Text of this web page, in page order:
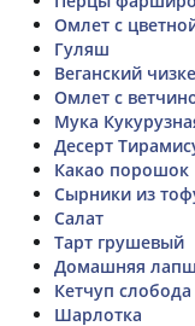
Омлет с
Гуляш
Веганский
Омлет с
Мука
Десерт
Какао порошок
Сырники из
Салат
Тарт грушевый
Домашняя
Кетчуп слобода
Шарлотка